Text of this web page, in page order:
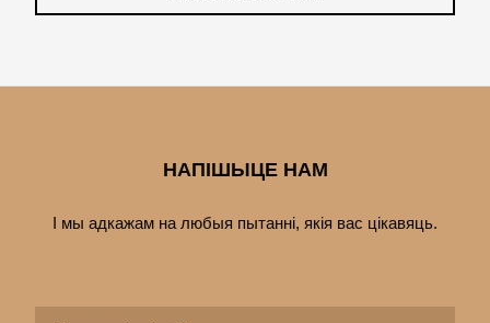
НАПІШЫЦЕ НАМ
І мы адкажам на любыя пытанні, якія вас цiкавяць.